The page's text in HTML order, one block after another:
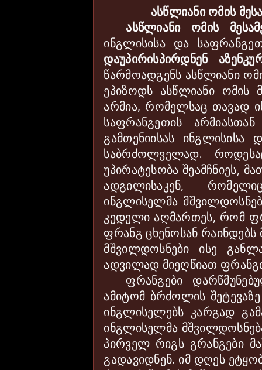
ასწლიანი ომის
ასწლიანი ომის
ინგლისისა და
დაუპირისპირდნენ
წარმოადგენს ასწლიანი
ეპიზოდს ასწლიანი ომის
არმია, რომელსაც თავად
საფრანგეთის
გამთენიისას ინგლისისა
საბრძოლველად.
უპირატესობა შეამჩნიეს,
ადგილისაკენ,
ინგლისელმა
კედელი აღმართეს, რომ
ფრანგ ცხენოსან
მშვილდოსნები ისე
ადვილად მიეღწიათ
ფრანგები
ამიტომ ბრძოლის
ინგლისელებს კარგად
ინგლისელმა
პირველ რიგს გრანგები
გადავიდნენ. იმ დღეს